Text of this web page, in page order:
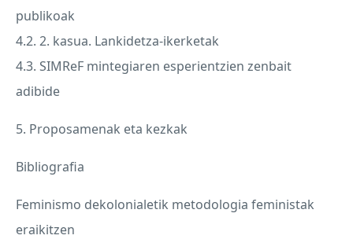
publikoak
4.2. 2. kasua. Lankidetza-ikerketak
4.3. SIMReF mintegiaren esperientzien zenbait
adibide
5. Proposamenak eta kezkak
Bibliografia
Feminismo dekolonialetik metodologia feministak
eraikitzen